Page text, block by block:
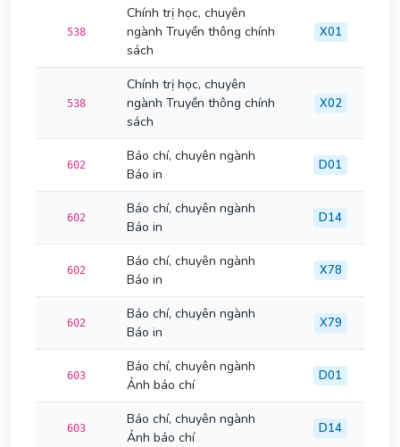
538
Chính trị học, chuyên
ngành Truyền thông chính
sách
X01
538
Chính trị học, chuyên
ngành Truyền thông chính
sách
X02
602
Báo chí, chuyên ngành
Báo in
D01
602
Báo chí, chuyên ngành
Báo in
D14
602
Báo chí, chuyên ngành
Báo in
X78
602
Báo chí, chuyên ngành
Báo in
X79
603
Báo chí, chuyên ngành
Ảnh báo chí
D01
603
Báo chí, chuyên ngành
Ảnh báo chí
D14